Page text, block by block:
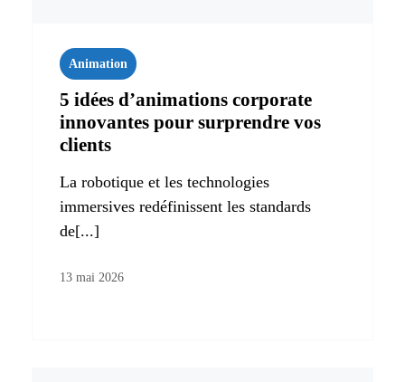
Animation
5 idées d’animations corporate
innovantes pour surprendre vos
clients
La robotique et les technologies
immersives redéfinissent les standards
de[...]
13 mai 2026